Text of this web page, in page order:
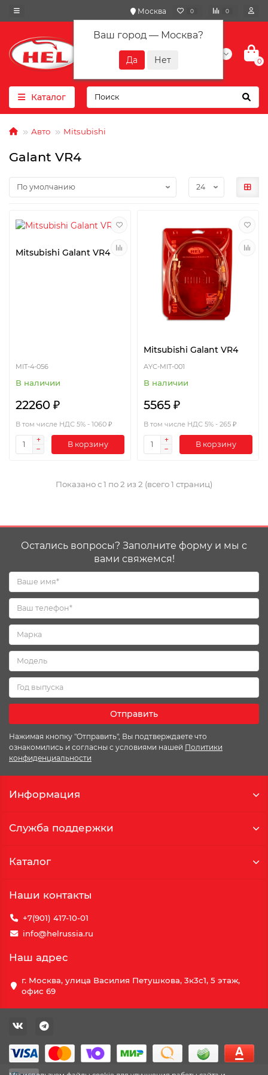
Москва
Ваш город — Москва?
0 0
+7(901) 417-10-01
0
Каталог
Авто Mitsubishi
Galant VR4
Mitsubishi Galant VR4
MIT-4-056
В наличии
22260 ₽
В том числе НДС 5% - 1060 ₽
В корзину
Mitsubishi Galant VR4
AYC-MIT-001
В наличии
5565 ₽
В том числе НДС 5% - 265 ₽
В корзину
Показано с 1 по 2 из 2 (всего 1 страниц)
Остались вопросы? Заполните форму и мы с
вами свяжемся!
Отправить
Нажимая кнопку "Отправить", Вы подтверждаете что
ознакомились и согласны с условиями нашей Политики
конфиденциальности
Информация
Служба поддержки
Каталог
Наши контакты
+7(901) 417-10-01
info@helrussia.ru
Наш адрес
г. Москва, улица Василия Петушкова, 3к3c1, 5 этаж,
офис 69